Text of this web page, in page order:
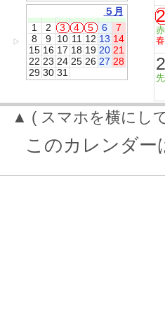
▷
５月
1
2 3 4 5 6
7
8
9 10 11 12 13 14
15 16 17 18 19 20 21
22 23 24 25 26 27 28
29 30 31
▲ ( スマホを横にし
このカレンダー